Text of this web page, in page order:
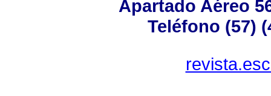
Apartado Aéreo
Teléfono (57)